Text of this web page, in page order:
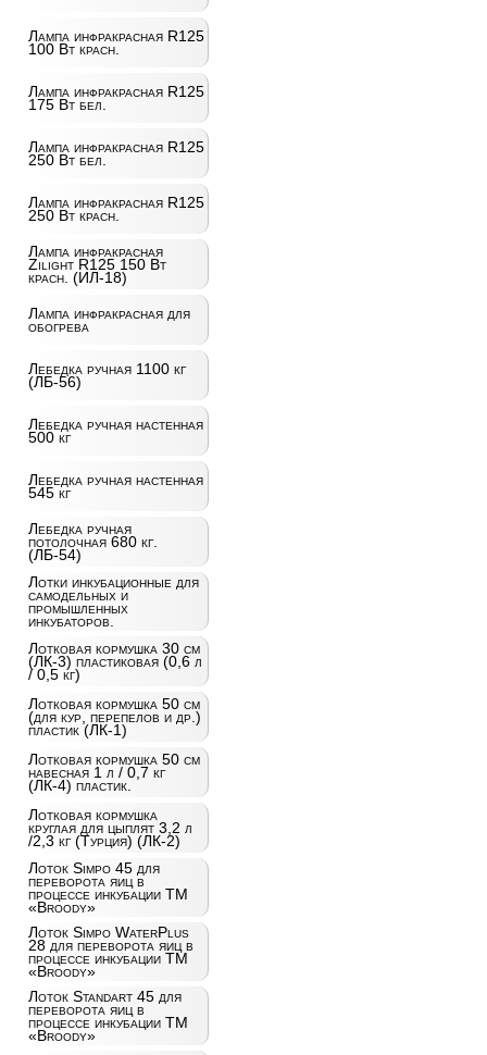
Лампа инфракрасная R125
100 Вт красн.
Лампа инфракрасная R125
175 Вт бел.
Лампа инфракрасная R125
250 Вт бел.
Лампа инфракрасная R125
250 Вт красн.
Лампа инфракрасная
Zilight R125 150 Вт
красн. (ИЛ-18)
Лампа инфракрасная для
обогрева
Лебедка ручная 1100 кг
(ЛБ-56)
Лебедка ручная настенная
500 кг
Лебедка ручная настенная
545 кг
Лебедка ручная
потолочная 680 кг.
(ЛБ-54)
Лотки инкубационные для
самодельных и
промышленных
инкубаторов.
Лотковая кормушка 30 см
(ЛК-3) пластиковая (0,6 л
/ 0,5 кг)
Лотковая кормушка 50 см
(для кур, перепелов и др.)
пластик (ЛК-1)
Лотковая кормушка 50 см
навесная 1 л / 0,7 кг
(ЛК-4) пластик.
Лотковая кормушка
круглая для цыплят 3,2 л
/2,3 кг (Турция) (ЛК-2)
Лоток Simpo 45 для
переворота яиц в
процессе инкубации ТМ
«Broody»
Лоток Simpo WaterPlus
28 для переворота яиц в
процессе инкубации ТМ
«Broody»
Лоток Standart 45 для
переворота яиц в
процессе инкубации ТМ
«Broody»